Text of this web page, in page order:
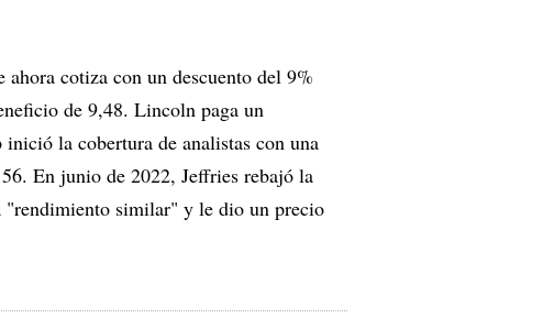
cotiza con un descuento del 9%
de 9,48. Lincoln paga un
la cobertura de analistas con una
En junio de 2022, Jeffries rebajó la
similar" y le dio un precio